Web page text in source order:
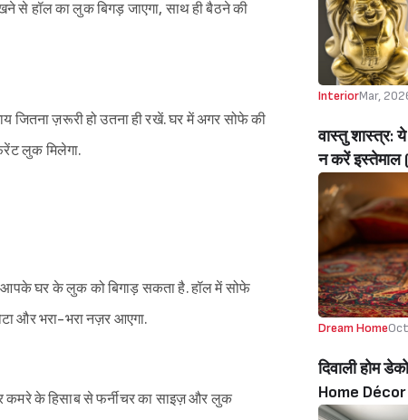
से हॉल का लुक बिगड़ जाएगा, साथ ही बैठने की
ज़रूरी हो उतना ही रखें. घर में अगर सोफे की
लुक मिलेगा.
आपके घर के लुक को बिगाड़ सकता है. हॉल में सोफे
और भरा-भरा नज़र आएगा.
कमरे के हिसाब से फर्नीचर का साइज़ और लुक
InteriorMar,
वास्तु शास्त्र:
न करें इस्तेमाल
Borrow
Block Luck,
Dream Home
दिवाली होम
Home